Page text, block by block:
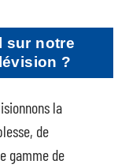
sur notre
?
la
de
gamme de